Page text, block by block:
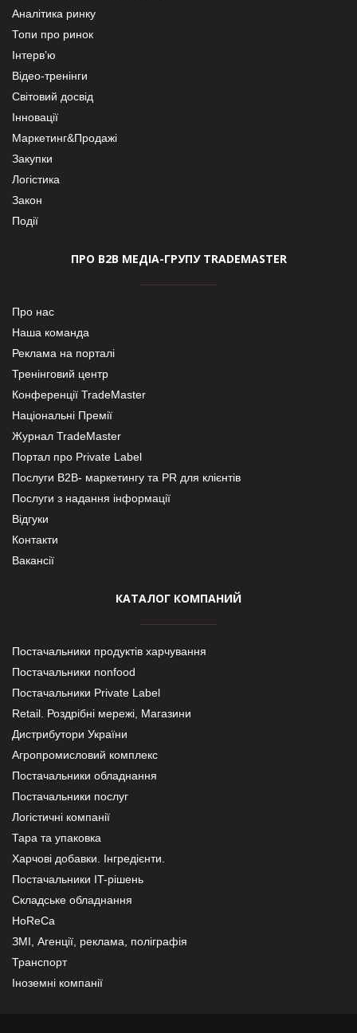
Аналітика ринку
Топи про ринок
Інтерв’ю
Відео-тренінги
Світовий досвід
Інновації
Маркетинг&Продажі
Закупки
Логістика
Закон
Події
ПРО В2В МЕДІА-ГРУПУ TRADEMASTER
Про нас
Наша команда
Реклама на порталі
Тренінговий центр
Конференції TradeMaster
Національні Премії
Журнал TradeMaster
Портал про Private Label
Послуги В2В- маркетингу та PR для клієнтів
Послуги з надання інформації
Відгуки
Контакти
Вакансії
КАТАЛОГ КОМПАНИЙ
Постачальники продуктів харчування
Постачальники nonfood
Постачальники Private Label
Retail. Роздрібні мережі, Магазини
Дистрибутори України
Агропромисловий комплекс
Постачальники обладнання
Постачальники послуг
Логістичні компанії
Тара та упаковка
Харчові добавки. Інгредієнти.
Постачальники IT-рішень
Складське обладнання
HoReCa
ЗМІ, Агенції, реклама, поліграфія
Транспорт
Іноземні компанії